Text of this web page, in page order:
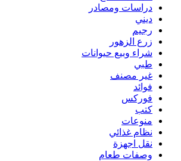
دراسات ومصادر
ديني
رجيم
زرع الزهور
شراء وبيع حيوانات
طبي
غير مصنف
فوائد
فوركس
كتب
منوعات
نظام غذائي
نقل اجهزة
وصفات طعام